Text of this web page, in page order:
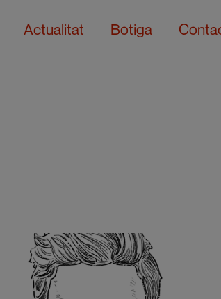
Actualitat Botiga